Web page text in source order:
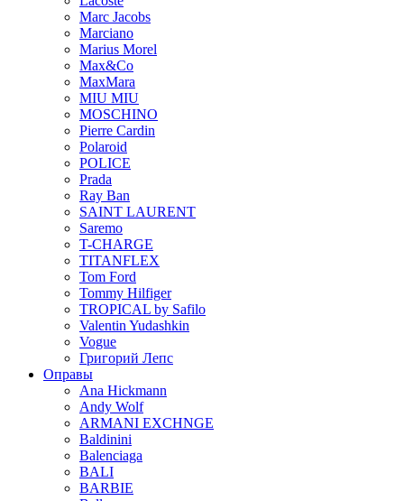
Marc Jacobs
Marciano
Marius Morel
Max&Co
MaxMara
MIU MIU
MOSCHINO
Pierre Cardin
Polaroid
POLICE
Prada
Ray Ban
SAINT LAURENT
Saremo
T-CHARGE
TITANFLEX
Tom Ford
Tommy Hilfiger
TROPICAL by Safilo
Valentin Yudashkin
Vogue
Григорий Лепс
Оправы
Ana Hickmann
Andy Wolf
ARMANI EXCHNGE
Baldinini
Balenciaga
BALI
BARBIE